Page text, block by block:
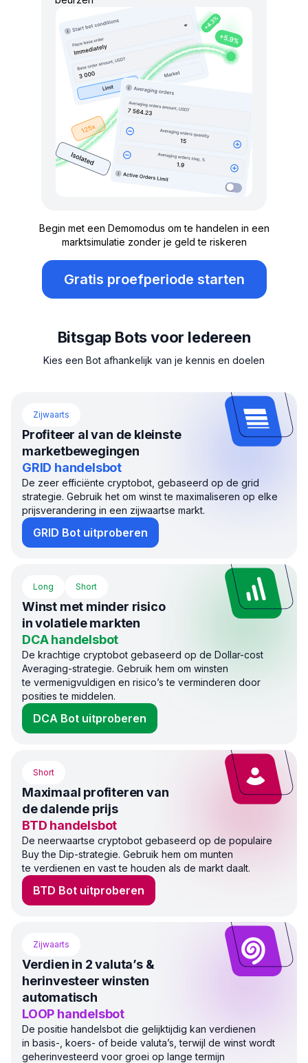
Begin met een Demomodus om te handelen in een
marktsimulatie zonder je geld te riskeren
Gratis proefperiode starten
Bitsgap Bots voor Iedereen
Kies een Bot afhankelijk van je kennis en doelen
Zijwaarts
Profiteer al van de kleinste
marketbewegingen
GRID handelsbot
De zeer efficiënte cryptobot, gebaseerd op de grid
strategie. Gebruik het om winst te maximaliseren op elke
prijsverandering in een zijwaartse markt.
GRID Bot uitproberen
Long Short
Winst met minder risico
in volatiele markten
DCA handelsbot
De krachtige cryptobot gebaseerd op de Dollar-cost
Averaging-strategie. Gebruik hem om winsten
te vermenigvuldigen en risico’s te verminderen door
posities te middelen.
DCA Bot uitproberen
Short
Maximaal profiteren van
de dalende prijs
BTD handelsbot
De neerwaartse cryptobot gebaseerd op de populaire
Buy the Dip-strategie. Gebruik hem om munten
te verdienen en vast te houden als de markt daalt.
BTD Bot uitproberen
Zijwaarts
Verdien in 2 valuta’s &
herinvesteer winsten
automatisch
LOOP handelsbot
De positie handelsbot die gelijktijdig kan verdienen
in basis-, koers- of beide valuta’s, terwijl de winst wordt
geherinvesteerd voor groei op lange termijn